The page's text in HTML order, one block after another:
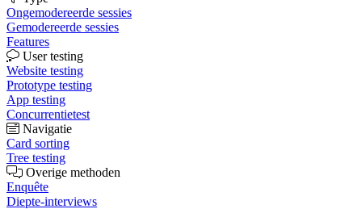
Ongemodereerde sessies
Gemodereerde sessies
Features
User testing
Website testing
Prototype testing
App testing
Concurrentietest
Navigatie
Card sorting
Tree testing
Overige methoden
Enquête
Diepte-interviews